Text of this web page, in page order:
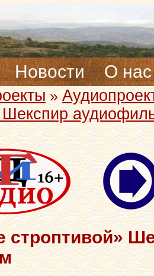
Новости О нас
»
Шекспир
строптивой»